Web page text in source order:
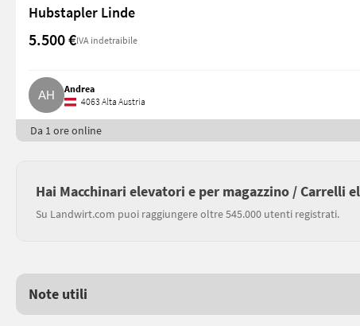
Hubstapler Linde
5.500 €IVA indetraibile
Andrea
4063 Alta Austria
Da 1 ore online
Hai Macchinari elevatori e per magazzino / Carrelli
Su Landwirt.com puoi raggiungere oltre 545.000 utenti registrati.
Note utili